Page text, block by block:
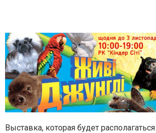
Выставка, которая будет